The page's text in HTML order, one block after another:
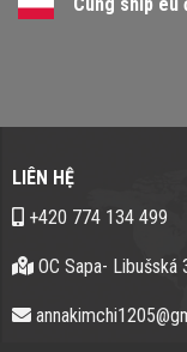
Cùng ship
LIÊN HỆ
+420 774 134 499
OC Sapa- Libušská